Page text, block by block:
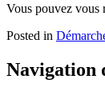
Vous pouvez vous
Posted in
Navigation